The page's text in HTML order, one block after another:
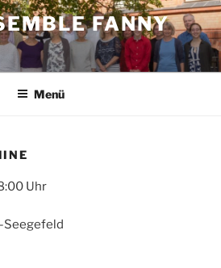
FANNY
Menü
Uhr
Seegefeld